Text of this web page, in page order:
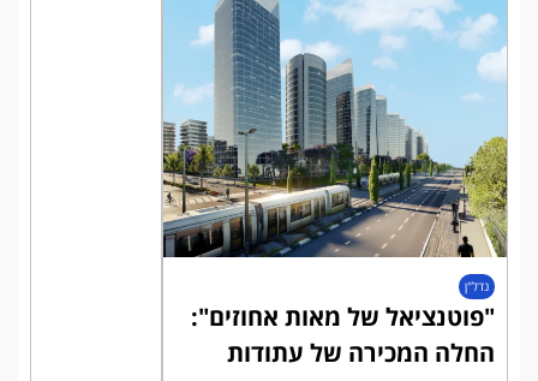
נדל"ן
"פוטנציאל של מאות אחוזים":
החלה המכירה של עתודות